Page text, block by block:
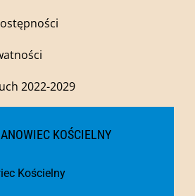
2022-2029
KOŚCIELNY
Kościelny